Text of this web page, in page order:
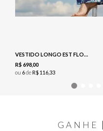
VESTIDO LONGO EST FLORAL - NAVY
R$ 69800
ou 6deR$ 11633
GANHE